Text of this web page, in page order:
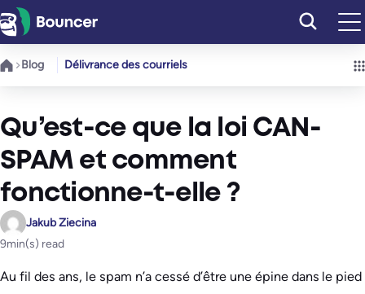
Aller
au
contenu
Blog Délivrance des courriels
Qu’est-ce que la loi CAN-
SPAM et comment
fonctionne-t-elle ?
Jakub Ziecina
9min(s) read
Au fil des ans, le spam n’a cessé d’être une épine dans le pied